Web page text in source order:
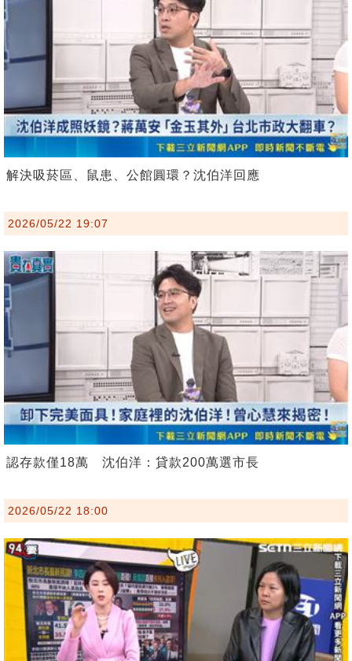
解決吸菸區、鼠患、公館圓環？沈伯洋回應
2026/05/22 19:07
認存款僅18萬 沈伯洋：貸款200萬選市長
2026/05/22 18:00